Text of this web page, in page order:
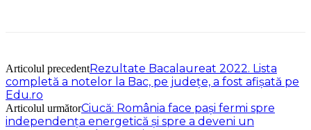
Articolul precedentRezultate Bacalaureat 2022. Lista
completă a notelor la Bac, pe județe, a fost afișată pe
Edu.ro
Articolul următorCiucă: România face pași fermi spre
independența energetică și spre a deveni un